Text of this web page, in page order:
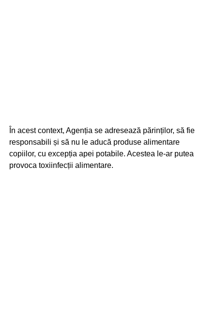
În acest context, Agenția se adresează părinților, să fie
responsabili și să nu le aducă produse alimentare
copiilor, cu excepția apei potabile. Acestea le-ar putea
provoca toxiinfecții alimentare.